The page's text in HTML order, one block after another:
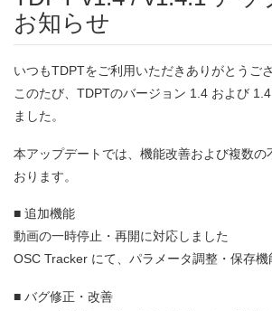
お知らせ
いつもTDPTをご利用いただきありがとうござ
このたび、TDPTのバージョン 1.4 および
ました。
本アップデートでは、機能改善および複数の
おります。
■ 追加機能
動画の一時停止・再開に対応しました
OSC Tracker にて、パラメータ調整・保存機
■ バグ修正・改善